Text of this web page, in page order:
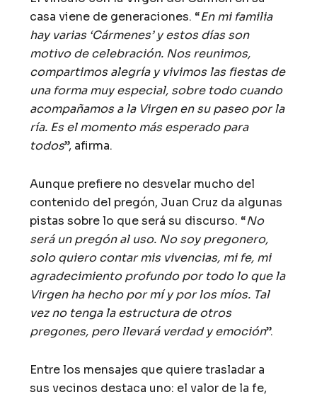
casa viene de generaciones. “En mi familia
hay varias ‘Cármenes’ y estos días son
motivo de celebración. Nos reunimos,
compartimos alegría y vivimos las fiestas de
una forma muy especial, sobre todo cuando
acompañamos a la Virgen en su paseo por la
ría. Es el momento más esperado para
todos”, afirma.
Aunque prefiere no desvelar mucho del
contenido del pregón, Juan Cruz da algunas
pistas sobre lo que será su discurso. “No
será un pregón al uso. No soy pregonero,
solo quiero contar mis vivencias, mi fe, mi
agradecimiento profundo por todo lo que la
Virgen ha hecho por mí y por los míos. Tal
vez no tenga la estructura de otros
pregones, pero llevará verdad y emoción”.
Entre los mensajes que quiere trasladar a
sus vecinos destaca uno: el valor de la fe,